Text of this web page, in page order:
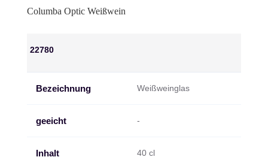
Columba Optic Weißwein
22780
Bezeichnung Weißweinglas
geeicht -
Inhalt 40 cl